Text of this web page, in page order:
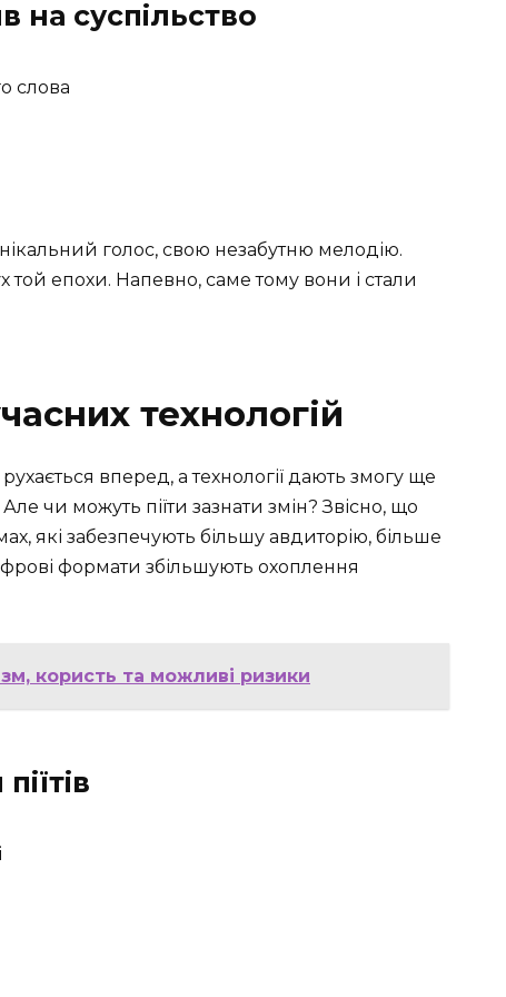
на суспільство
слова
голос, свою незабутню мелодію.
той епохи. Напевно, саме тому вони і стали
технологій
вперед, а технології дають змогу ще
чи можуть піїти зазнати змін? Звісно, що
які забезпечують більшу авдиторію, більше
формати збільшують охоплення
користь та можливі ризики